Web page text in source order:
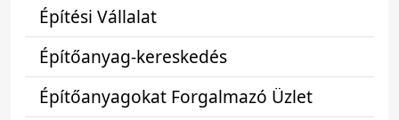
Építési Vállalat
Építőanyag-kereskedés
Építőanyagokat Forgalmazó Üzlet